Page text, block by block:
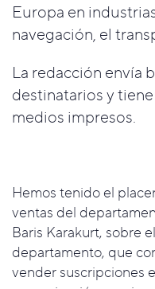
Europa en
navegación, el
La redacción envía
destinatarios y
medios impresos.
Hemos tenido el
ventas del
Baris Karakurt, sobre
departamento, que
vender suscripciones